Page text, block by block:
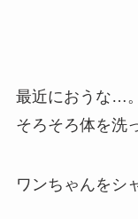
最近におうな…。
そろそろ体を洗
ワンちゃんをシ